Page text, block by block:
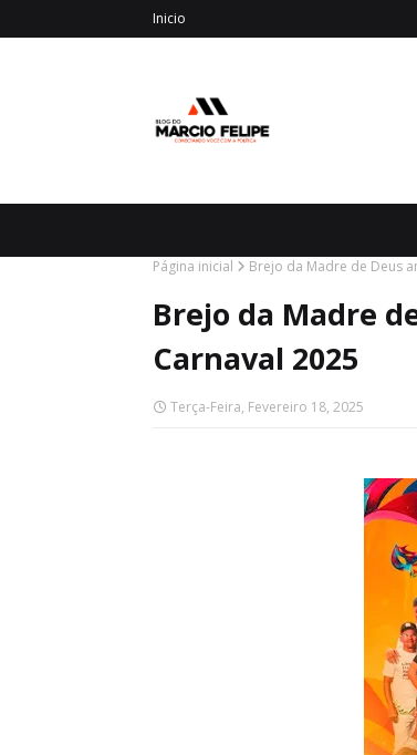
Inicio
Página inicial Brejo da Madre de Deus
Brejo da Madre
Carnaval 2025
Terça-Feira, Fevereiro 18, 2025